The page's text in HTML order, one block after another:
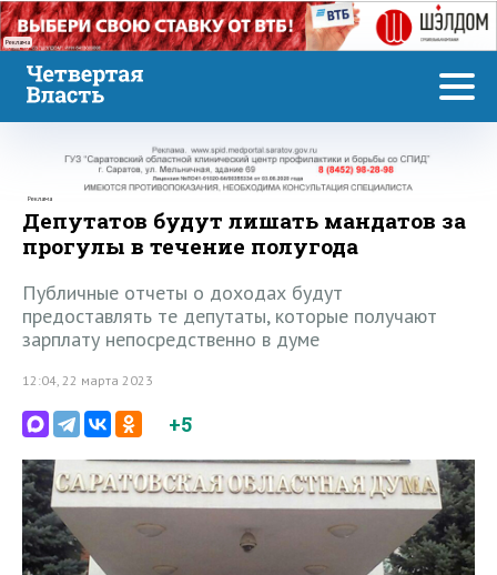
Реклама
Реклама
Депутатов будут лишать мандатов за
прогулы в течение полугода
Публичные отчеты о доходах будут
предоставлять те депутаты, которые получают
зарплату непосредственно в думе
12:04, 22 марта 2023
+5